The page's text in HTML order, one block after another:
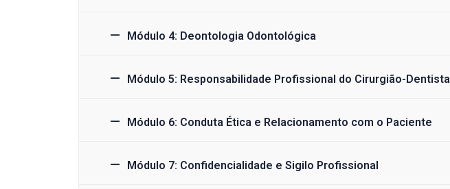
Módulo 4: Deontologia Odontológica
Módulo 5: Responsabilidade Profissional do Cirurgião-Dentista
Módulo 6: Conduta Ética e Relacionamento com o Paciente
Módulo 7: Confidencialidade e Sigilo Profissional